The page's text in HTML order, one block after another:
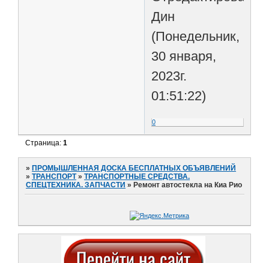
Дин
(Понедельник,
30 января,
2023г.
01:51:22)
0
Страница:1
» ПРОМЫШЛЕННАЯ ДОСКА БЕСПЛАТНЫХ ОБЪЯВЛЕНИЙ
»ТРАНСПОРТ »ТРАНСПОРТНЫЕ СРЕДСТВА.
СПЕЦТЕХНИКА. ЗАПЧАСТИ » Ремонт автостекла на Киа Рио